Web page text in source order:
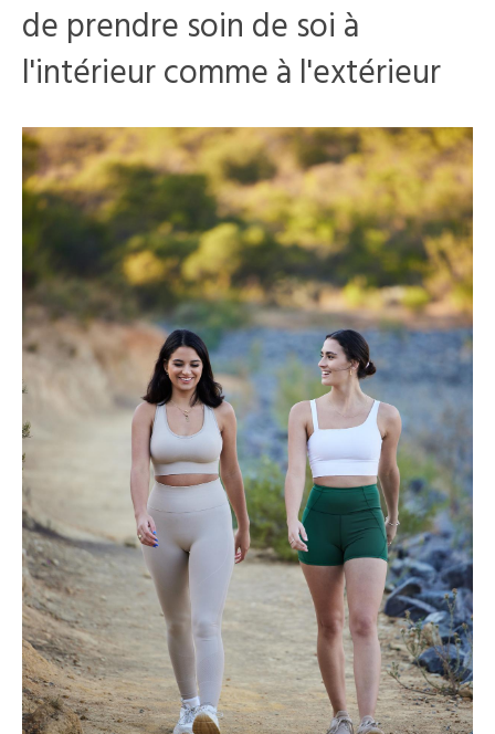
de prendre soin de soi à
l'intérieur comme à l'extérieur